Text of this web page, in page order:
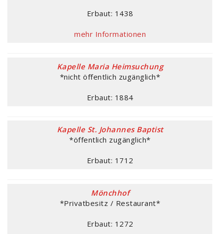
Erbaut: 1438
mehr Informationen
Kapelle Maria Heimsuchung
*nicht öffentlich zugänglich*
Erbaut: 1884
Kapelle St. Johannes Baptist
*öffentlich zugänglich*
Erbaut: 1712
Mönchhof
*Privatbesitz / Restaurant*
Erbaut: 1272